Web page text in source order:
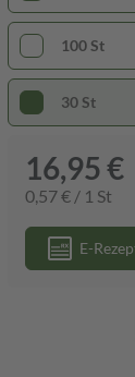
100 St
30 St
16,95 €
0,57 € / 1 St
E-